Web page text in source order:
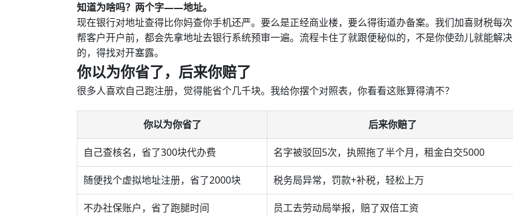
知道为啥吗？两个字——地址。
现在银行对地址查得比你妈查你手机还严。要么是正经商业楼，要么得街道办备案。我们加喜财税每次
帮客户开户前，都会先拿地址去银行系统预审一遍。流程卡住了就跟便秘似的，不是你使劲儿就能解决
的，得找对开塞露。
你以为你省了，后来你赔了
很多人喜欢自己跑注册，觉得能省个几千块。我给你摆个对照表，你看看这账算得清不？
你以为你省了 后来你赔了
自己查核名，省了300块代办费 名字被驳回5次，执照拖了半个月，租金白交5000
随便找个虚拟地址注册，省了2000块 税务局异常，罚款+补税，轻松上万
不办社保账户，省了跑腿时间 员工去劳动局举报，赔了双倍工资